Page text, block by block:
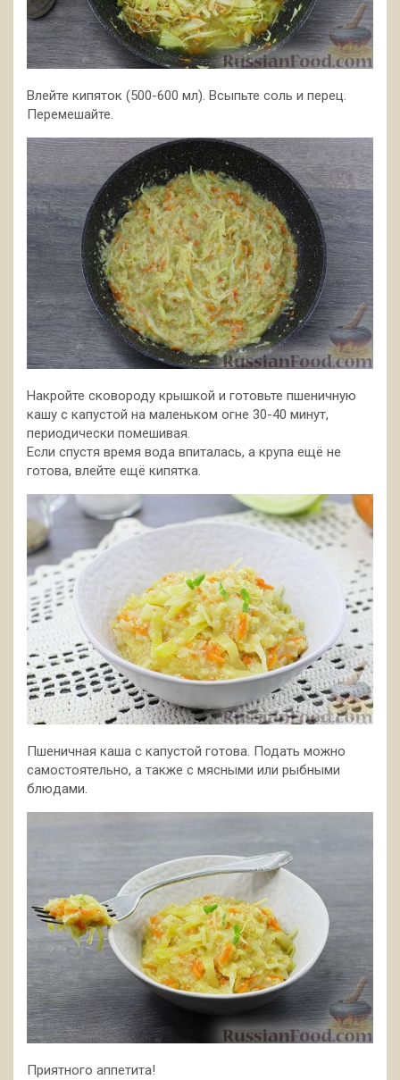
Влейте кипяток (500-600 мл). Всыпьте соль и перец.
Перемешайте.
Накройте сковороду крышкой и готовьте пшеничную
кашу с капустой на маленьком огне 30-40 минут,
периодически помешивая.
Если спустя время вода впиталась, а крупа ещё не
готова, влейте ещё кипятка.
Пшеничная каша с капустой готова. Подать можно
самостоятельно, а также с мясными или рыбными
блюдами.
Приятного аппетита!